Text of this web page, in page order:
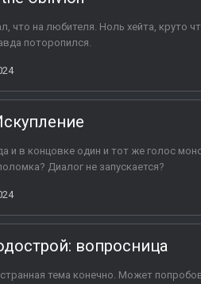
что на любителя. Ноль хейта, круто
поторопился.
и в концовке один и тот же голос
Диалог не запускается?
вопросница
тема конечно. Может